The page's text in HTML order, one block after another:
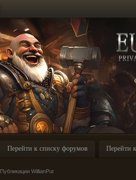
Перейти к списку форумов Перейти
Публикации WillianPut